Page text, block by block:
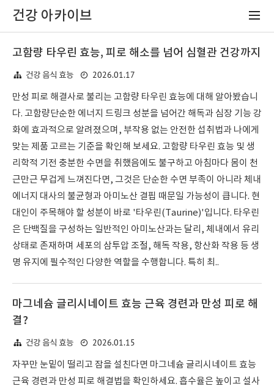
건강 아카이브
고함량 타우린 효능, 피로 해소를 넘어 심혈관 건강까지
건강 음식 효능 2026.01.17
만성 피로 해결사로 불리는 고함량 타우린 효능에 대해 알아봤습니
다. 고함량단순한 에너지 드링크 성분을 넘어간 해독과 심장 기능 강
화에 효과적으로 알려졌으며, 부작용 없는 안전한 섭취법과 나에게
맞는 제품 고르는 기준을 확인해 보세요. 고함량 타우린 효능 및 생
리학적 기전 충분한 수면을 취했음에도 불구하고 아침마다 몸이 천
근만근 무겁게 느껴진다면, 그것은 단순한 수면 부족이 아니라 체내
에너지 대사의 불균형과 아미노산 결핍 때문일 가능성이 큽니다. 현
대인이 주목해야 할 성분이 바로 '타우린(Taurine)'입니다. 타우린
은 단백질을 구성하는 일반적인 아미노산과는 달리, 체내에서 유리
상태로 존재하며 세포의 삼투압 조절, 해독 작용, 항산화 작용 등 생
명 유지에 필수적인 다양한 역할을 수행합니다. 특히 최..
마그네슘 글리시네이트 효능 근육 경련과 만성 피로 해
결?
건강 음식 효능 2026.01.15
자꾸만 눈밑이 떨리고 잠을 설친다면 마그네슘 글리시네이트 효능
근육 경련과 만성 피로 해결법을 확인하세요. 흡수율은 높이고 설사